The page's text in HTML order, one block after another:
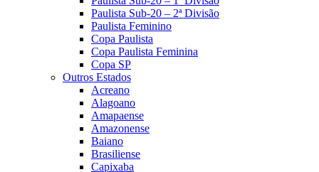
Paulista Sub-20 – 2ª Divisão
Paulista Feminino
Copa Paulista
Copa Paulista Feminina
Copa SP
Outros Estados
Acreano
Alagoano
Amapaense
Amazonense
Baiano
Brasiliense
Capixaba